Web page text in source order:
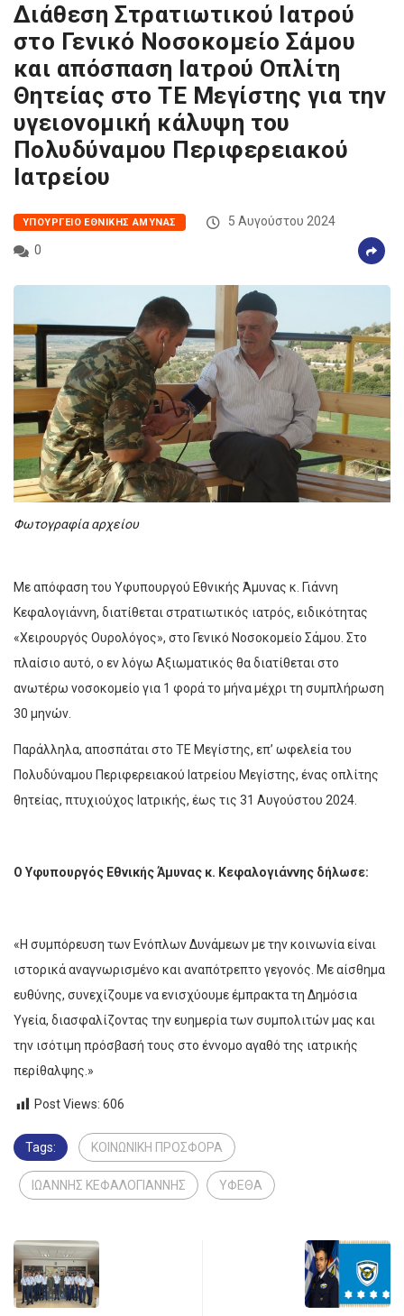
Διάθεση Στρατιωτικού Ιατρού
στο Γενικό Νοσοκομείο Σάμου
και απόσπαση Ιατρού Οπλίτη
Θητείας στο ΤΕ Μεγίστης για την
υγειονομική κάλυψη του
Πολυδύναμου Περιφερειακού
Ιατρείου
ΥΠΟΥΡΓΕΊΟ ΕΘΝΙΚΉΣ ΆΜΥΝΑΣ
5 Αυγούστου 2024
0
Φωτογραφία αρχείου
Με απόφαση του Υφυπουργού Εθνικής Άμυνας κ. Γιάννη
Κεφαλογιάννη, διατίθεται στρατιωτικός ιατρός, ειδικότητας
«Χειρουργός Ουρολόγος», στο Γενικό Νοσοκομείο Σάμου. Στο
πλαίσιο αυτό, ο εν λόγω Αξιωματικός θα διατίθεται στο
ανωτέρω νοσοκομείο για 1 φορά το μήνα μέχρι τη συμπλήρωση
30 μηνών.
Παράλληλα, αποσπάται στο ΤΕ Μεγίστης, επ’ ωφελεία του
Πολυδύναμου Περιφερειακού Ιατρείου Μεγίστης, ένας οπλίτης
θητείας, πτυχιούχος Ιατρικής, έως τις 31 Αυγούστου 2024.
O Υφυπουργός Εθνικής Άμυνας κ. Κεφαλογιάννης δήλωσε:
«Η συμπόρευση των Ενόπλων Δυνάμεων με την κοινωνία είναι
ιστορικά αναγνωρισμένο και αναπότρεπτο γεγονός. Με αίσθημα
ευθύνης, συνεχίζουμε να ενισχύουμε έμπρακτα τη Δημόσια
Υγεία, διασφαλίζοντας την ευημερία των συμπολιτών μας και
την ισότιμη πρόσβασή τους στο έννομο αγαθό της ιατρικής
περίθαλψης.»
Post Views: 606
Tags: ΚΟΙΝΩΝΙΚΗ ΠΡΟΣΦΟΡΑ
ΙΩΑΝΝΗΣ ΚΕΦΑΛΟΓΙΑΝΝΗΣ ΥΦΕΘΑ